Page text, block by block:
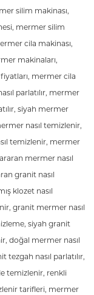
silim makinası,
mermer silim
cila makinası,
makinaları,
mermer cila
parlatılır, mermer
siyah mermer
nasıl temizlenir,
temizlenir, mermer
mermer nasıl
granit nasıl
klozet nasıl
granit mermer nasıl
siyah granit
doğal mermer nasıl
nasıl parlatılır,
temizlenir, renkli
tarifleri, mermer